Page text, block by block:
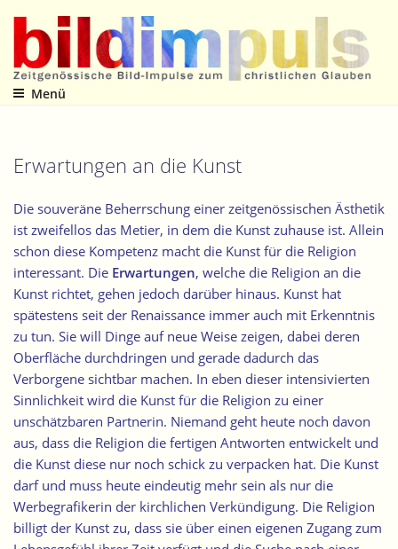
Inhalt
springen
Zeitgenössische Bild-Impulse zum christlichen Glauben
Menü
Erwartungen an die Kunst
Die souveräne Beherrschung einer zeitgenössischen Ästhetik
ist zweifellos das Metier, in dem die Kunst zuhause ist. Allein
schon diese Kompetenz macht die Kunst für die Religion
interessant. Die Erwartungen, welche die Religion an die
Kunst richtet, gehen jedoch darüber hinaus. Kunst hat
spätestens seit der Renaissance immer auch mit Erkenntnis
zu tun. Sie will Dinge auf neue Weise zeigen, dabei deren
Oberfläche durchdringen und gerade dadurch das
Verborgene sichtbar machen. In eben dieser intensivierten
Sinnlichkeit wird die Kunst für die Religion zu einer
unschätzbaren Partnerin. Niemand geht heute noch davon
aus, dass die Religion die fertigen Antworten entwickelt und
die Kunst diese nur noch schick zu verpacken hat. Die Kunst
darf und muss heute eindeutig mehr sein als nur die
Werbegrafikerin der kirchlichen Verkündigung. Die Religion
billigt der Kunst zu, dass sie über einen eigenen Zugang zum